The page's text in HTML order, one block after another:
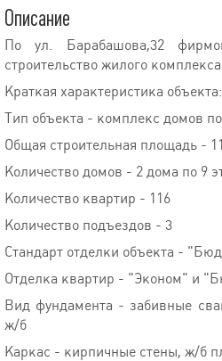
Описание
По ул. Барабашова,32
строительство жилого
Краткая характеристика объекта:
Тип объекта - комплекс домов
Общая строительная площадь -
Количество домов - 2 дома по 9
Количество квартир - 116
Количество подъездов - 3
Стандарт отделки объекта -
Отделка квартир - "Эконом" и
Вид фундамента - забивные
ж/б
Каркас - кирпичные стены, ж/б